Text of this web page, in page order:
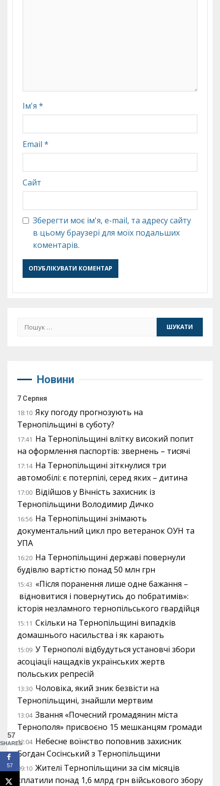
Ім'я *
Email *
Сайт
Зберегти моє ім'я, e-mail, та адресу сайту
в цьому браузері для моїх подальших
коментарів.
Пошук:
Новини
7 Серпня
18:10 Яку погоду прогнозують на
Тернопільщині в суботу?
17:41 На Тернопільщині влітку високий попит
на оформлення паспортів: звернень – тисячі
17:14 На Тернопільщині зіткнулися три
автомобілі: є потерпілі, серед яких – дитина
17:00 Відійшов у Вічність захисник із
Тернопільщини Володимир Дичко
16:56 На Тернопільщині знімають
документальний цикл про ветеранок ОУН та
УПА
16:20 На Тернопільщині державі повернули
будівлю вартістю понад 50 млн грн
15:43 «Після поранення лише одне бажання –
відновитися і повернутись до побратимів»:
історія незламного тернопільського гвардійця
15:11 Скільки на Тернопільщині випадків
домашнього насильства і як карають
15:09 У Тернополі відбудуться установчі збори
асоціації нащадків українських жертв
польських репресій
13:30 Чоловіка, який зник безвісти на
Тернопільщині, знайшли мертвим
13:04 Звання «Почесний громадянин міста
Тернополя» присвоєно 15 мешканцям громади
12:04 Небесне воїнство поповнив захисник
Богдан Сосінський з Тернопільщини
09:10 Жителі Тернопільщини за сім місяців
сплатили понад 1,6 млрд грн військового збору
57
SHARES
57